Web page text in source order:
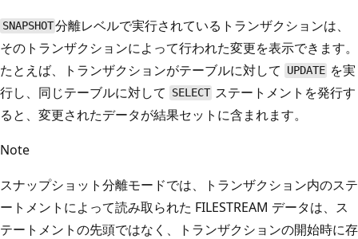
SNAPSHOT分離レベルで実行されているトランザクションは、
そのトランザクションによって行われた変更を表示できます。
たとえば、トランザクションがテーブルに対して
UPDATE を実
行し、同じテーブルに対して
SELECT ステートメントを発行す
ると、変更されたデータが結果セットに含まれます。
Note
スナップショット分離モードでは、トランザクション内のステ
ートメントによって読み取られた FILESTREAM データは、ス
テートメントの先頭ではなく、トランザクションの開始時に存